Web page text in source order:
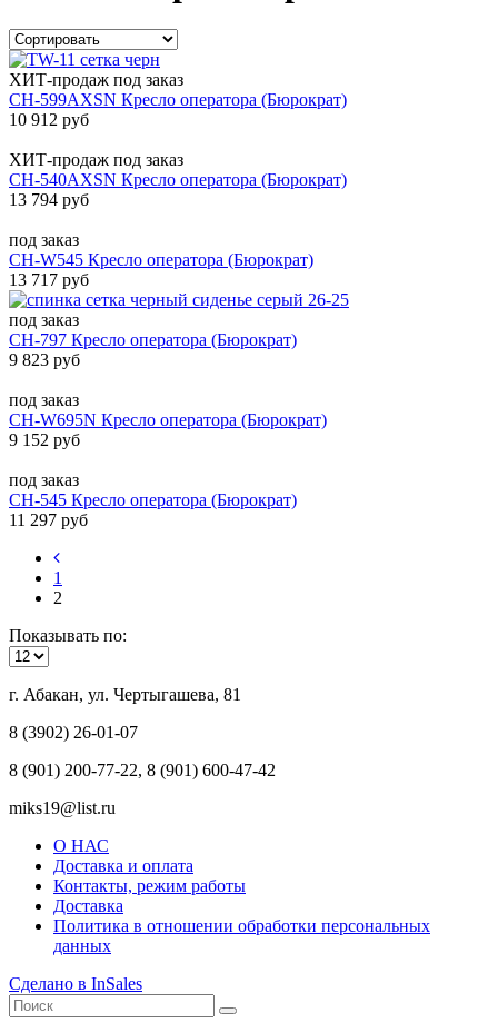
ХИТ-продаж под заказ
CH-599AXSN Кресло оператора (Бюрократ)
10 912 руб
ХИТ-продаж под заказ
CH-540AXSN Кресло оператора (Бюрократ)
13 794 руб
под заказ
CH-W545 Кресло оператора (Бюрократ)
13 717 руб
под заказ
CH-797 Кресло оператора (Бюрократ)
9 823 руб
под заказ
CH-W695N Кресло оператора (Бюрократ)
9 152 руб
под заказ
CH-545 Кресло оператора (Бюрократ)
11 297 руб
1
2
Показывать по:
г. Абакан, ул. Чертыгашева, 81
8 (3902) 26-01-07
8 (901) 200-77-22, 8 (901) 600-47-42
miks19@list.ru
О НАС
Доставка и оплата
Контакты, режим работы
Доставка
Политика в отношении обработки персональных
данных
Сделано в InSales